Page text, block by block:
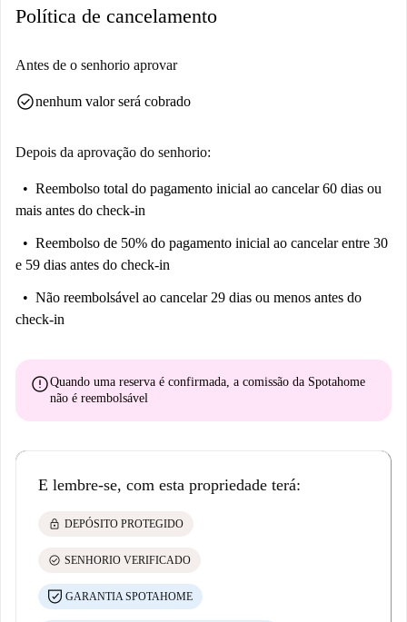
Política de cancelamento
Antes de o senhorio aprovar
check_circlenenhum valor será cobrado
Depois da aprovação do senhorio:
Reembolso total do pagamento inicial ao cancelar 60 dias ou
mais antes do check-in
Reembolso de 50% do pagamento inicial ao cancelar entre 30
e 59 dias antes do check-in
Não reembolsável ao cancelar 29 dias ou menos antes do
check-in
errorQuando uma reserva é confirmada, a comissão da Spotahome
não é reembolsável
E lembre-se, com esta propriedade terá:
lock DEPÓSITO PROTEGIDO
check_circle SENHORIO VERIFICADO
GARANTIA SPOTAHOME